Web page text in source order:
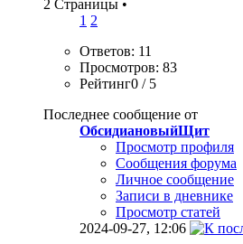
2 Страницы •
1 2
Ответов: 11
Просмотров: 83
Рейтинг0 / 5
Последнее сообщение от
ОбсидиановыйЩит
Просмотр профиля
Сообщения форума
Личное сообщение
Записи в дневнике
Просмотр статей
2024-09-27, 12:06